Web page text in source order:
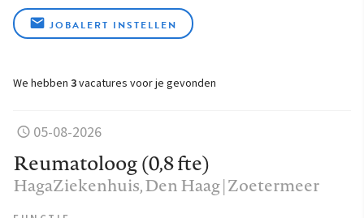
JOBALERT INSTELLEN
We hebben 3vacatures voor je gevonden
05-08-2026
Reumatoloog (0,8 fte)
HagaZiekenhuis, Den Haag | Zoetermeer